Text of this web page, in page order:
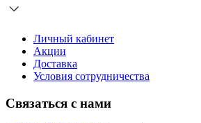
Личный кабинет
Акции
Доставка
Условия сотрудничества
Связаться с нами